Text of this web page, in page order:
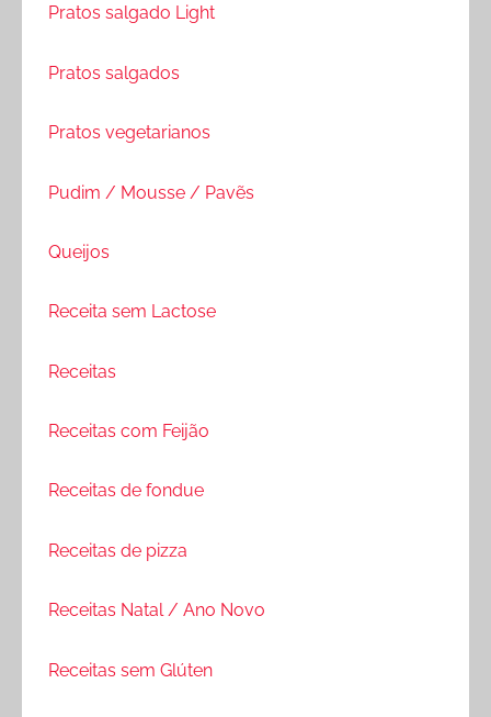
Pratos salgado Light
Pratos salgados
Pratos vegetarianos
Pudim / Mousse / Pavẽs
Queijos
Receita sem Lactose
Receitas
Receitas com Feijão
Receitas de fondue
Receitas de pizza
Receitas Natal / Ano Novo
Receitas sem Glúten